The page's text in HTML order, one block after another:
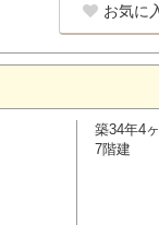
お気に
築34年4
7階建